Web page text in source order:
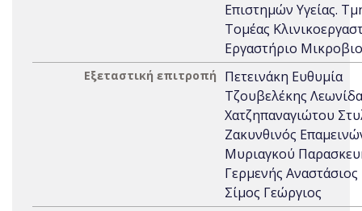
Επιστημών Υγείας.
Τομέας
Εργαστήριο
Εξεταστική επιτροπή
Πετεινάκη Ευθυμία
Τζουβελέκης
Χατζηπαναγιώτου
Ζακυνθινός
Μυριαγκού
Γερμενής Αναστάσιος
Σίμος Γεώργιος